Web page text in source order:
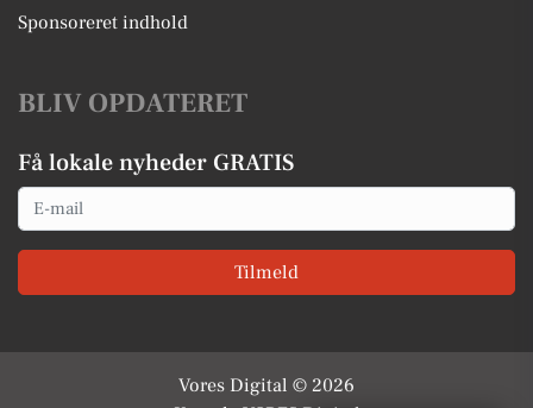
Sponsoreret indhold
BLIV OPDATERET
Få lokale nyheder GRATIS
Email
Tilmeld
Vores Digital © 2026